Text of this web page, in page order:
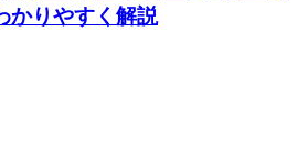
かりやすく解説